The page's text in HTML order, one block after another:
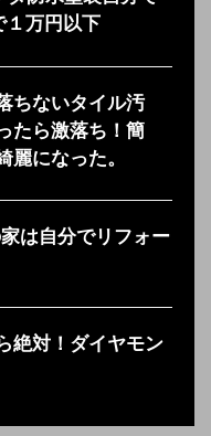
１万円以下
ちないタイル汚
たら激落ち！簡
麗になった。
は自分でリフォー
絶対！ダイヤモン